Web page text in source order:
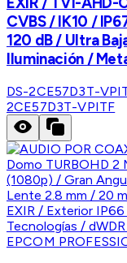
CVBS / IK10 /
120 dB / Ultra
Iluminación /
DS-2CE57D3T-
2CE57D3T-VPITF
EPCOM